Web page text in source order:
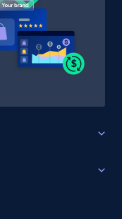
Title, Rating,
item, Initial
URL
Title, Rating,
item, Initial